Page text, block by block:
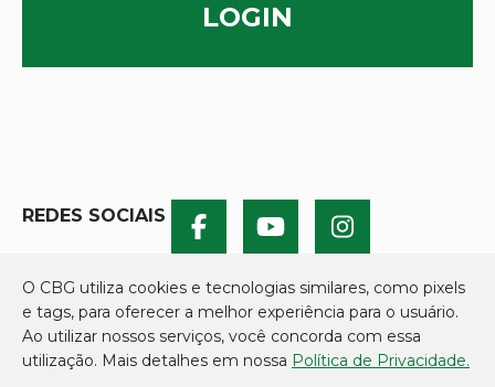
LOGIN
REDES SOCIAIS
O CBG utiliza cookies e tecnologias similares, como pixels
e tags, para oferecer a melhor experiência para o usuário.
Ao utilizar nossos serviços, você concorda com essa
utilização. Mais detalhes em nossa Política de Privacidade.